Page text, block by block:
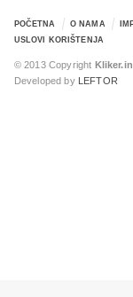
POČETNA O NAMA
USLOVI KORIŠTENJA
© 2013 Copyright
Developed by
LEFTOR